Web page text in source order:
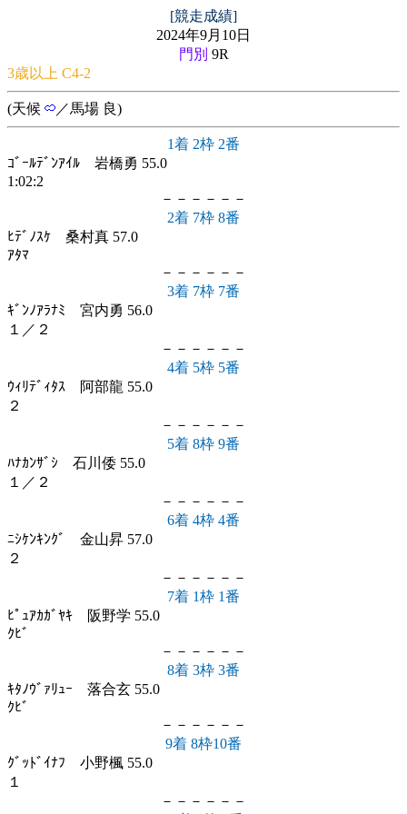
[競走成績]
2024年9月10日
門別 9R
3歳以上 C4-2
(天候 ／馬場 良)
1着 2枠 2番
ｺﾞｰﾙﾃﾞﾝｱｲﾙ 岩橋勇 55.0
1:02:2
－－－－－－
2着 7枠 8番
ﾋﾃﾞﾉｽｹ 桑村真 57.0
ｱﾀﾏ
－－－－－－
3着 7枠 7番
ｷﾞﾝﾉｱﾗﾅﾐ 宮内勇 56.0
１／２
－－－－－－
4着 5枠 5番
ｳｨﾘﾃﾞｨﾀｽ 阿部龍 55.0
２
－－－－－－
5着 8枠 9番
ﾊﾅｶﾝｻﾞｼ 石川倭 55.0
１／２
－－－－－－
6着 4枠 4番
ﾆｼｹﾝｷﾝｸﾞ 金山昇 57.0
２
－－－－－－
7着 1枠 1番
ﾋﾟｭｱｶｶﾞﾔｷ 阪野学 55.0
ｸﾋﾞ
－－－－－－
8着 3枠 3番
ｷﾀﾉｳﾞｧﾘｭｰ 落合玄 55.0
ｸﾋﾞ
－－－－－－
9着 8枠10番
ｸﾞｯﾄﾞｲﾅﾌ 小野楓 55.0
１
－－－－－－